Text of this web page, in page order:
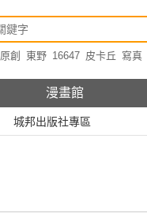
原創 東野 16647 皮卡丘 寫真
漫畫館
城邦出版社專區